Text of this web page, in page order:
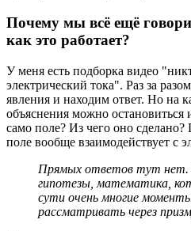
Почему мы всё ещё
как это работает?
У меня есть подборка видео
электрический тока". Раз за
явления и находим ответ. Но на
объяснения можно остановиться
само поле? Из чего оно
поле вообще взаимодействует с
Прямых ответов тут нет.
гипотезы, математика,
сути очень многие
рассматривать через